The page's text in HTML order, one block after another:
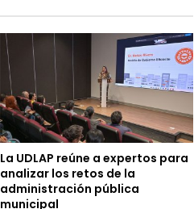
La UDLAP reúne a expertos para
analizar los retos de la
administración pública
municipal